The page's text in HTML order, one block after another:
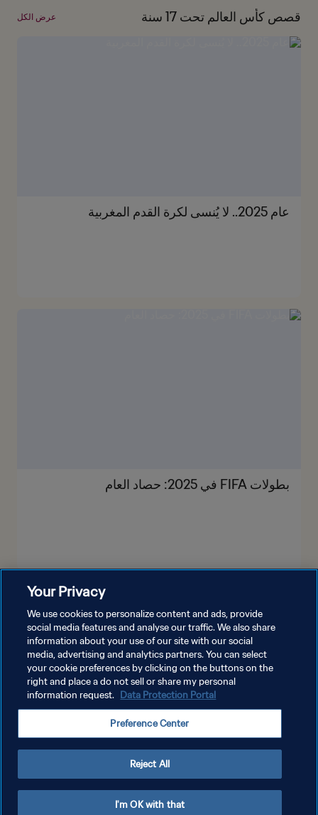
قصص كأس العالم تحت 17 سنة عرض الكل
عام 2025.. لا يُنسى لكرة القدم المغربية
بطولات FIFA في 2025: حصاد العام
إدارة تفضيلات ملفات تعريف الارتباط
Your Privacy
We use cookies to personalize content and ads, provide
social media features and analyse our traffic. We also share
information about your use of our site with our social
media, advertising and analytics partners. You can select
your cookie preferences by clicking on the buttons on the
right and place a do not sell or share my personal
information request. Data Protection Portal
Preference Center
Reject All
I'm OK with that